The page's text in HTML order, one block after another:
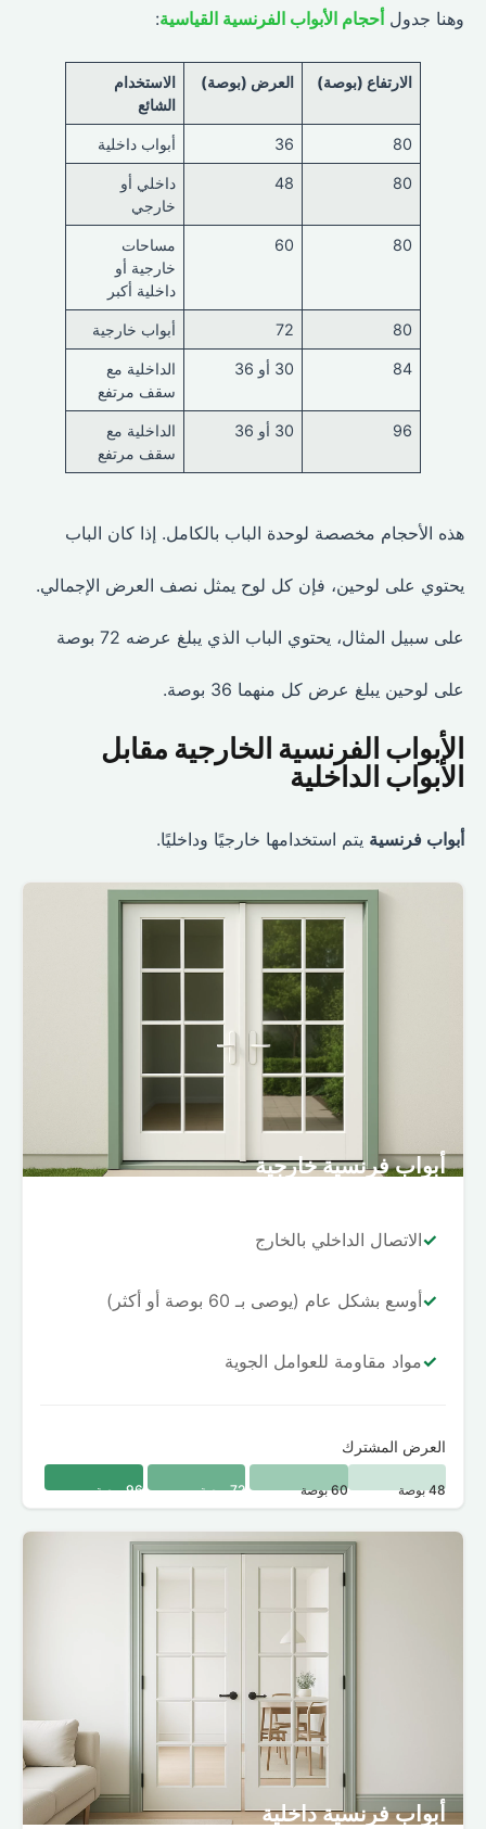
وهنا جدول أحجام الأبواب الفرنسية القياسية:
الارتفاع (بوصة) العرض (بوصة)
الاستخدام
الشائع
80
36 أبواب داخلية
80
48
داخلي أو
خارجي
80
60
مساحات
خارجية أو
داخلية أكبر
80
72 أبواب خارجية
84 30 أو 36
الداخلية مع
سقف مرتفع
96 30 أو 36
الداخلية مع
سقف مرتفع
هذه الأحجام مخصصة لوحدة الباب بالكامل. إذا كان الباب
يحتوي على لوحين، فإن كل لوح يمثل نصف العرض الإجمالي.
على سبيل المثال، يحتوي الباب الذي يبلغ عرضه 72 بوصة
على لوحين يبلغ عرض كل منهما 36 بوصة.
الأبواب الفرنسية الخارجية مقابل
الأبواب الداخلية
أبواب فرنسيةيتم استخدامها خارجيًا وداخليًا.
أبواب فرنسية خارجية
الاتصال الداخلي بالخارج
أوسع بشكل عام (يوصى بـ 60 بوصة أو أكثر)
مواد مقاومة للعوامل الجوية
العرض المشترك
48 بوصة 60 بوصة 72 بوصة 96 بوصة
أبواب فرنسية داخلية